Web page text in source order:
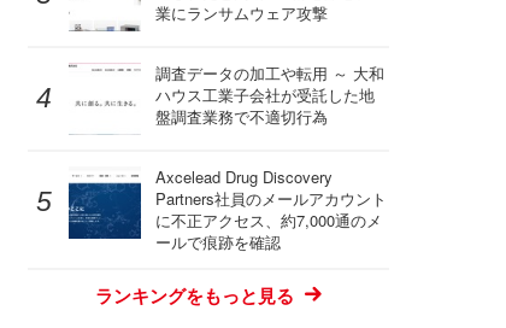
業にランサムウェア攻撃
調査データの加工や転用 ～ 大和
ハウス工業子会社が受託した地
盤調査業務で不適切行為
Axcelead Drug Discovery
Partners社員のメールアカウント
に不正アクセス、約7,000通のメ
ールで痕跡を確認
ランキングをもっと見る